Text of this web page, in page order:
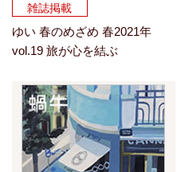
雑誌掲載
ゆい 春のめざめ 春2021年
vol.19 旅が心を結ぶ